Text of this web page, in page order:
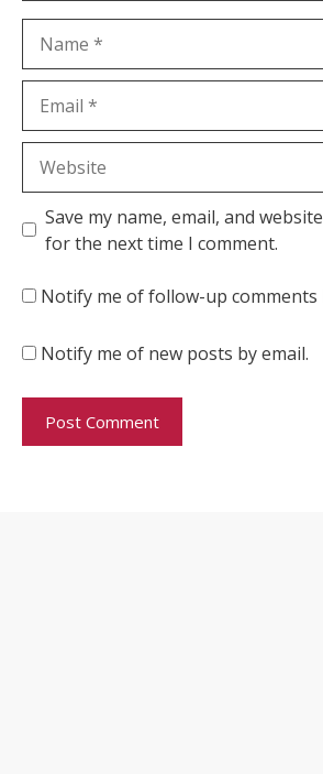
Save my name, email, and
for the next time I comment.
Notify me of follow-up comments
Notify me of new posts by email.